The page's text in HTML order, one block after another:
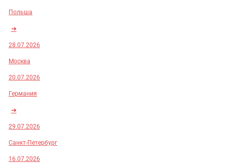
Польша
➜
28.07.2026
Москва
20.07.2026
Германия
➜
29.07.2026
Санкт-Петербург
16.07.2026